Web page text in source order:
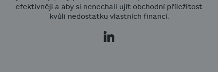
efektivněji a aby si nenechali ujít obchodní příležitost
kvůli nedostatku vlastních financí.